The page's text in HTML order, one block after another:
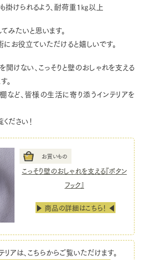
けられるよう、耐荷重1㎏以上
みたいと思います。
お役立ていただけると嬉しいです。
開けない、こっそりと壁のおしゃれを支える
。
など、皆様の生活に寄り添うインテリアを
ださい！
お買いもの
こっそり壁のおしゃれを支える『ボタン
フック』
▶ 商品の詳細はこちら！ ◀
リアは、こちらからご覧いただけます。